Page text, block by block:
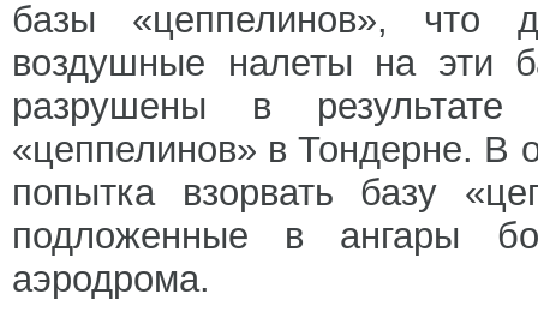
базы «цеппелинов», что
воздушные налеты на эти
разрушены в результате
«цеппелинов» в Тондерне. В
попытка взорвать базу
подложенные в ангары
аэродрома.